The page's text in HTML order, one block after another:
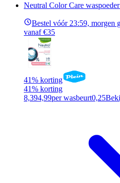
Neutral Color Care
Bestel vóór 23:59, morgen
vanaf €35
41% korting
41% korting
8,394,99per wasbeurt0,25